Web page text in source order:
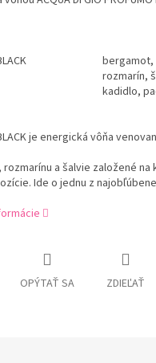
rozmarín,
kadidlo,
je energická vôňa
rozmarínu a šalvie založené
Ide o jednu z
OPÝTAŤ SA ZDIEĽAŤ